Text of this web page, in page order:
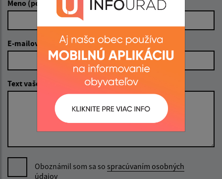
Meno (povinné)
E-mailová adresa (povinné)
Text vašej správy (povinné)
Oboznámil som sa so spracúvaním osobných
údajov